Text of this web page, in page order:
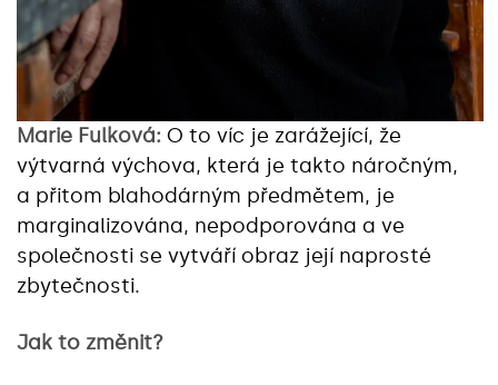
Marie Fulková: O to víc je zarážející, že
výtvarná výchova, která je takto náročným,
a přitom blahodárným předmětem, je
marginalizována, nepodporována a ve
společnosti se vytváří obraz její naprosté
zbytečnosti.
Jak to změnit?